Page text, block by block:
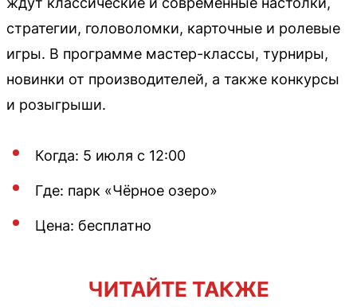
стратегии, головоломки, карточные и ролевые
игры. В программе мастер-классы, турниры,
новинки от производителей, а также конкурсы
и розыгрыши.
Когда: 5 июля с 12:00
Где: парк «Чёрное озеро»
Цена: бесплатно
ЧИТАЙТЕ ТАКЖЕ